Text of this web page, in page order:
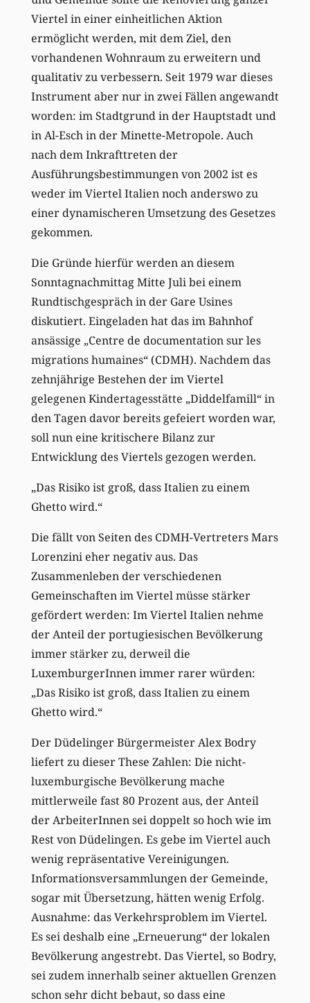
Viertel in einer einheitlichen Aktion
ermöglicht werden, mit dem Ziel, den
vorhandenen Wohnraum zu erweitern und
qualitativ zu verbessern. Seit 1979 war dieses
Instrument aber nur in zwei Fällen angewandt
worden: im Stadtgrund in der Hauptstadt und
in Al-Esch in der Minette-Metropole. Auch
nach dem Inkrafttreten der
Ausführungsbestimmungen von 2002 ist es
weder im Viertel Italien noch anderswo zu
einer dynamischeren Umsetzung des Gesetzes
gekommen.
Die Gründe hierfür werden an diesem
Sonntagnachmittag Mitte Juli bei einem
Rundtischgespräch in der Gare Usines
diskutiert. Eingeladen hat das im Bahnhof
ansässige „Centre de documentation sur les
migrations humaines“ (CDMH). Nachdem das
zehnjährige Bestehen der im Viertel
gelegenen Kindertagesstätte „Diddelfamill“ in
den Tagen davor bereits gefeiert worden war,
soll nun eine kritischere Bilanz zur
Entwicklung des Viertels gezogen werden.
„Das Risiko ist groß, dass Italien zu einem
Ghetto wird.“
Die fällt von Seiten des CDMH-Vertreters Mars
Lorenzini eher negativ aus. Das
Zusammenleben der verschiedenen
Gemeinschaften im Viertel müsse stärker
gefördert werden: Im Viertel Italien nehme
der Anteil der portugiesischen Bevölkerung
immer stärker zu, derweil die
LuxemburgerInnen immer rarer würden:
„Das Risiko ist groß, dass Italien zu einem
Ghetto wird.“
Der Düdelinger Bürgermeister Alex Bodry
liefert zu dieser These Zahlen: Die nicht-
luxemburgische Bevölkerung mache
mittlerweile fast 80 Prozent aus, der Anteil
der ArbeiterInnen sei doppelt so hoch wie im
Rest von Düdelingen. Es gebe im Viertel auch
wenig repräsentative Vereinigungen.
Informationsversammlungen der Gemeinde,
sogar mit Übersetzung, hätten wenig Erfolg.
Ausnahme: das Verkehrsproblem im Viertel.
Es sei deshalb eine „Erneuerung“ der lokalen
Bevölkerung angestrebt. Das Viertel, so Bodry,
sei zudem innerhalb seiner aktuellen Grenzen
schon sehr dicht bebaut, so dass eine